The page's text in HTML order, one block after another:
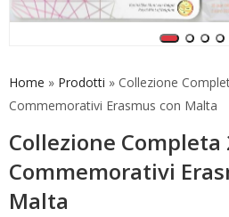
Home » Prodotti » Collezione
Commemorativi Erasmus con Malta
Collezione Completa
Commemorativi
Malta